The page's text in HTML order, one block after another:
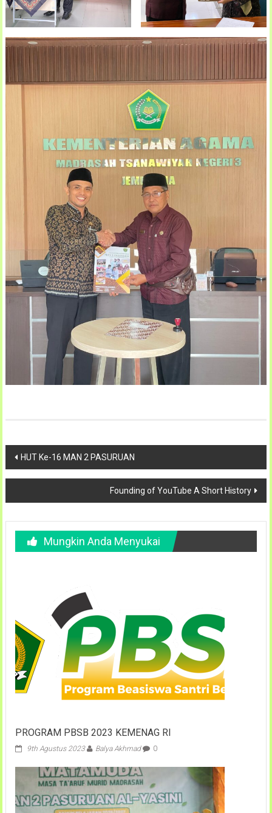
Navigasi
pos
HUT Ke-16 MAN 2 PASURUAN
Founding of YouTube A Short History
Mungkin Anda Menyukai
PROGRAM PBSB 2023 KEMENAG RI
9th Agustus 2023 Balya Akhmad 0